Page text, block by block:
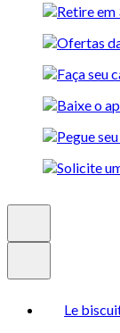
Le